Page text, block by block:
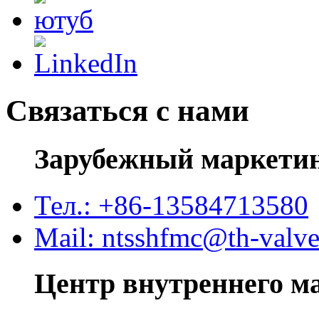
Связаться с нами
Зарубежный
Тел.: +86-13584713580
Mail: ntsshfmc@th-
Центр внутреннего